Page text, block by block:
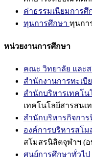
ค่าธรรมเนียมการศึ
ทุนการศึกษา ทุนกา
หน่วยงานการศึกษา
คณะ วิทยาลัย และ
สำนักงานการทะเบี
สำนักบริหารเทคโน
เทคโนโลยีสารสนเ
สำนักบริหารกิจกา
องค์การบริหารสโ
สโมสรนิสิตจุฬาฯ (อ
ศูนย์การศึกษาทั่วไป